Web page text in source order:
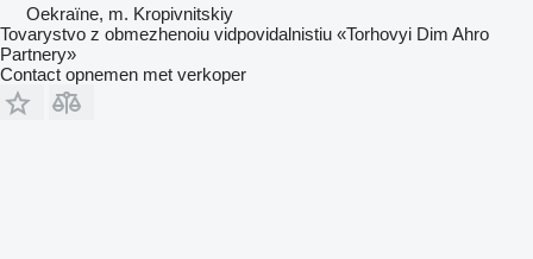
Oekraïne, m. Kropivnitskiy
Tovarystvo z obmezhenoiu vidpovidalnistiu «Torhovyi Dim Ahro
Partnery»
Contact opnemen met verkoper